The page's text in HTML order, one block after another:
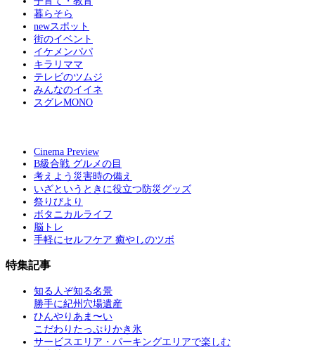
暮らそら
newスポット
街のイベント
イケメンパパ
キラリママ
テレビのツムジ
みんなのイイネ
スグレMONO
Cinema Preview
B級合戦 グルメの目
考えよう災害時の備え
いざというときに役立つ防災グッズ
祭りびより
ボタニカルライフ
脳トレ
手軽にセルフケア 癒やしのツボ
特集記事
知る人ぞ知る名景
勝手に紀州穴場遺産
ひんやりあま〜い
こだわりたっぷりかき氷
サービスエリア・パーキングエリアで楽しむ